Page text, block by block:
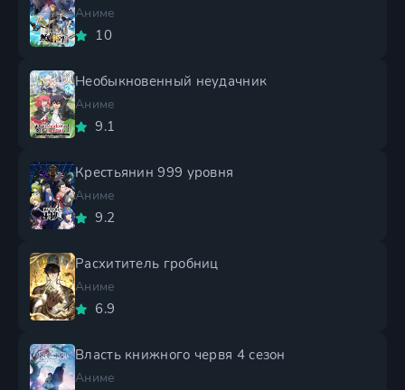
Аниме
10
Необыкновенный неудачник
Аниме
9.1
Крестьянин 999 уровня
Аниме
9.2
Расхититель гробниц
Аниме
6.9
Власть книжного червя 4 сезон
Аниме